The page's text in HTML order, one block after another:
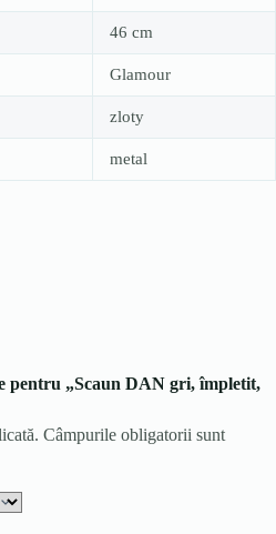
46 cm
Glamour
zloty
metal
pentru „Scaun DAN gri, împletit,
Câmpurile obligatorii sunt